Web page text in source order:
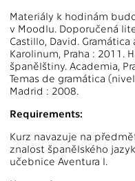
Materiály k hodinám
v Moodlu. Doporučená
Castillo, David.
Karolinum, Praha : 2011.
španělštiny. Academia,
Temas de gramática
Madrid : 2008.
Requirements:
Kurz navazuje na
znalost španělského
učebnice Aventura I.